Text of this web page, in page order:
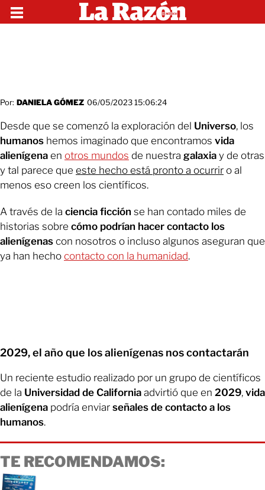
Por: DANIELA GÓMEZ 06/05/2023 15:06:24
Desde que se comenzó la exploración del Universo, los
humanos hemos imaginado que encontramos vida
alienígena en otros mundos de nuestra galaxia y de otras
y tal parece que este hecho está pronto a ocurrir o al
menos eso creen los científicos.
A través de la ciencia ficción se han contado miles de
historias sobre cómo podrían hacer contacto los
alienígenas con nosotros o incluso algunos aseguran que
ya han hecho contacto con la humanidad.
2029, el año que los alienígenas nos contactarán
Un reciente estudio realizado por un grupo de científicos
de la Universidad de California advirtió que en 2029, vida
alienígena podría enviar señales de contacto a los
humanos.
TE RECOMENDAMOS: